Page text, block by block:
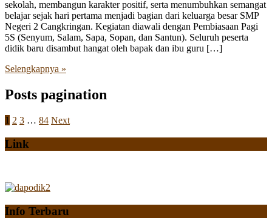
sekolah, membangun karakter positif, serta menumbuhkan semangat
belajar sejak hari pertama menjadi bagian dari keluarga besar SMP
Negeri 2 Cangkringan. Kegiatan diawali dengan Pembiasaan Pagi
5S (Senyum, Salam, Sapa, Sopan, dan Santun). Seluruh peserta
didik baru disambut hangat oleh bapak dan ibu guru […]
Selengkapnya »
Posts pagination
1 2 3 … 84 Next
Link
Info Terbaru